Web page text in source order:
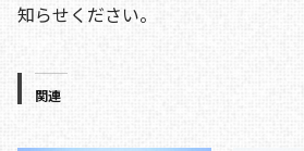
知らせください。
関連